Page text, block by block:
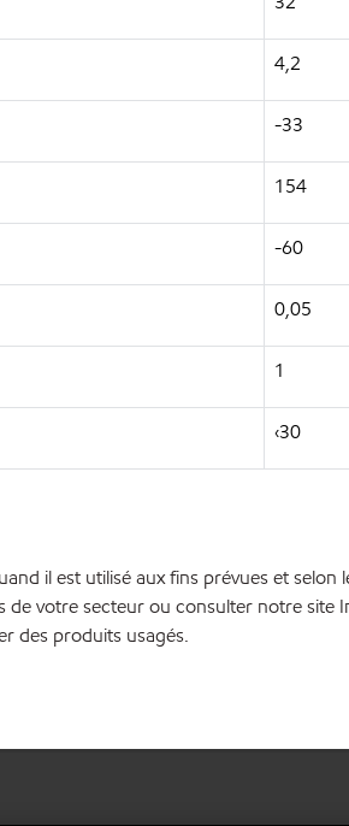
4,2
-33
154
-60
0,05
1
‹30
il est utilisé aux fins prévues et
votre secteur ou consulter notre site
des produits usagés.